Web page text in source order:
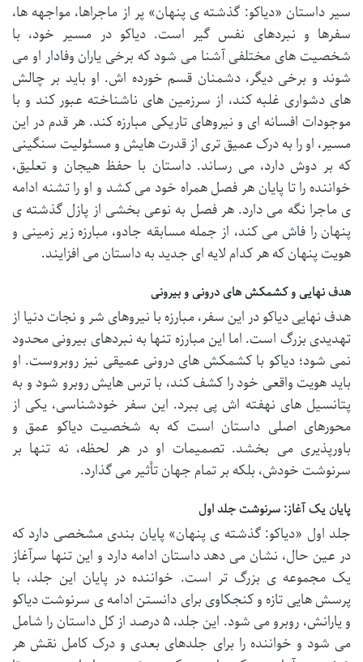
سیر داستان «دیاکو: گذشته ی پنهان» پر از ماجراها، مواجهه ها،
سفرها و نبردهای نفس گیر است. دیاکو در مسیر خود، با
شخصیت های مختلفی آشنا می شود که برخی یاران وفادار او می
شوند و برخی دیگر، دشمنان قسم خورده اش. او باید بر چالش
های دشواری غلبه کند، از سرزمین های ناشناخته عبور کند و با
موجودات افسانه ای و نیروهای تاریکی مبارزه کند. هر قدم در این
مسیر، او را به درک عمیق تری از قدرت هایش و مسئولیت سنگینی
که بر دوش دارد، می رساند. داستان با حفظ هیجان و تعلیق،
خواننده را تا پایان هر فصل همراه خود می کشد و او را تشنه ادامه
ی ماجرا نگه می دارد. هر فصل به نوعی بخشی از پازل گذشته ی
پنهان را فاش می کند، از جمله مسابقه جادو، مبارزه زیر زمینی و
هویت پنهان که هر کدام لایه ای جدید به داستان می افزایند.
هدف نهایی و کشمکش های درونی و بیرونی
هدف نهایی دیاکو در این سفر، مبارزه با نیروهای شر و نجات دنیا از
تهدیدی بزرگ است. اما این مبارزه تنها به نبردهای بیرونی محدود
نمی شود؛ دیاکو با کشمکش های درونی عمیقی نیز روبروست. او
باید هویت واقعی خود را کشف کند، با ترس هایش روبرو شود و به
پتانسیل های نهفته اش پی ببرد. این سفر خودشناسی، یکی از
محورهای اصلی داستان است که به شخصیت دیاکو عمق و
باورپذیری می بخشد. تصمیمات او در هر لحظه، نه تنها بر
سرنوشت خودش، بلکه بر تمام جهان تأثیر می گذارد.
پایان یک آغاز: سرنوشت جلد اول
جلد اول «دیاکو: گذشته ی پنهان» پایان بندی مشخصی دارد که
در عین حال، نشان می دهد داستان ادامه دارد و این تنها سرآغاز
یک مجموعه ی بزرگ تر است. خواننده در پایان این جلد، با
پرسش هایی تازه و کنجکاوی برای دانستن ادامه ی سرنوشت دیاکو
و یارانش، روبرو می شود. این جلد، ۵ درصد از کل داستان را شامل
می شود و خواننده را برای جلدهای بعدی و درک کامل نقش هر